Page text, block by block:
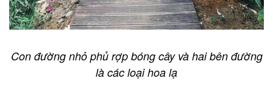
Con đường nhỏ phủ rợp bóng cây và hai bên đường
là các loại hoa lạ